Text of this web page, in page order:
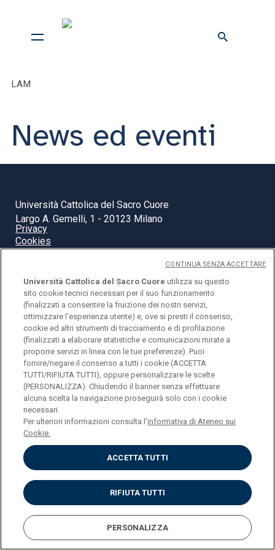
LAM
News ed eventi
Università Cattolica del Sacro Cuore
Largo A. Gemelli, 1 - 20123 Milano
Privacy
Cookies
Impostazione dei Cookies
Università Cattolica del Sacro Cuore utilizza su questo
sito cookie tecnici necessari per il suo funzionamento
(finalizzati a consentire la fruizione dei nostri servizi,
ottimizzare l'esperienza utente) e, ove si presti il consenso,
cookie ed altri strumenti di tracciamento e di profilazione
(finalizzati a elaborare statistiche e comunicazioni mirate a
proporre servizi in linea con le tue preferenze). Puoi
fornire/negare il consenso a tutti i cookie (ACCETTA
TUTTI/RIFIUTA TUTTI), oppure personalizzare le scelte
(PERSONALIZZA). Chiudendo il banner senza effettuare
alcuna scelta la navigazione proseguirà solo con i cookie
necessari.
Per ulteriori informazioni consulta l'informativa di Ateneo sui
Cookie.
ACCETTA TUTTI
RIFIUTA TUTTI
PERSONALIZZA
CONTINUA SENZA ACCETTARE